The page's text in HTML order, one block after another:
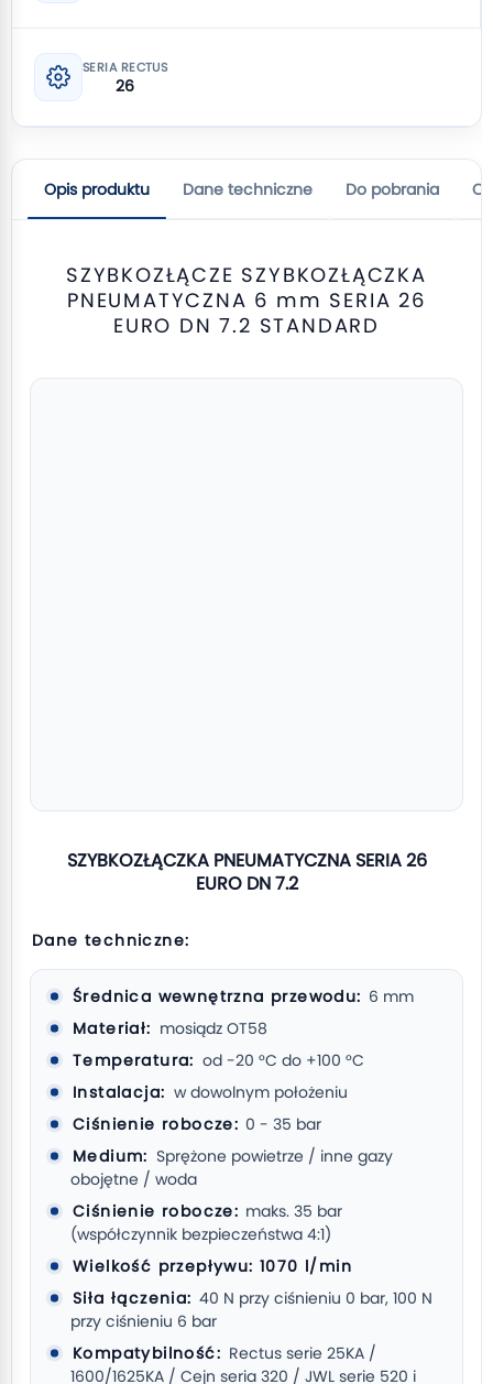
SERIA RECTUS
26
Opis produktu Dane techniczne Do pobrania
SZYBKOZŁĄCZE SZYBKOZŁĄCZKA
PNEUMATYCZNA 6 mm SERIA 26
EURO DN 7.2 STANDARD
SZYBKOZŁĄCZKA PNEUMATYCZNA SERIA 26
EURO DN 7.2
Dane techniczne:
Średnica wewnętrzna przewodu: 6 mm
Materiał: mosiądz OT58
Temperatura: od -20 °C do +100 °C
Instalacja: w dowolnym położeniu
Ciśnienie robocze: 0 - 35 bar
Medium: Sprężone powietrze / inne gazy
obojętne / woda
Ciśnienie robocze: maks. 35 bar
(współczynnik bezpieczeństwa 4:1)
Wielkość przepływu: 1070 l/min
Siła łączenia: 40 N przy ciśnieniu 0 bar, 100 N
przy ciśnieniu 6 bar
Kompatybilność: Rectus serie 25KA /
1600/1625KA / Cejn seria 320 / JWL serie 520 i